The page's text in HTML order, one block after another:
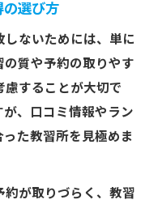
の選び方
ないためには、単に
質や予約の取りやす
慮することが大切で
、口コミ情報やラン
た教習所を見極めま
が取りづらく、教習